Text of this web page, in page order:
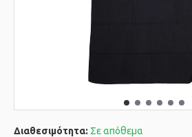
Διαθεσιμότητα: Σε απόθεμα